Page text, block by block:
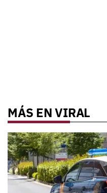
MÁS EN VIRAL